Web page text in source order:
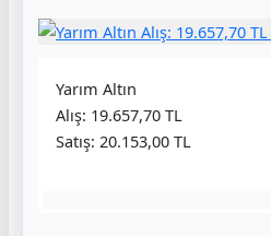
Yarım Altın
Alış: 19.657,70 TL
Satış: 20.153,00 TL